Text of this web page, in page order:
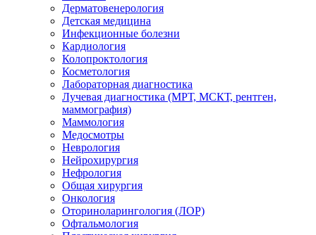
Дерматовенерология
Детская медицина
Инфекционные болезни
Кардиология
Колопроктология
Косметология
Лабораторная диагностика
Лучевая диагностика (МРТ, МСКТ, рентген,
маммография)
Маммология
Медосмотры
Неврология
Нейрохирургия
Нефрология
Общая хирургия
Онкология
Оториноларингология (ЛОР)
Офтальмология